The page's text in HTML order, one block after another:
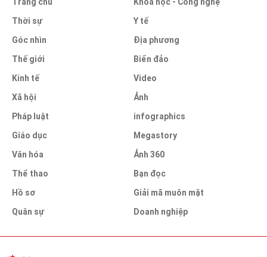
Thời sự
Góc nhìn
Thế giới
Kinh tế
Xã hội
Pháp luật
Giáo dục
Văn hóa
Thể thao
Hồ sơ
Quân sự
Y tế
Địa phương
Biển đảo
Video
Ảnh
infographics
Megastory
Ảnh 360
Bạn đọc
Giải mã muôn mặt
Doanh nghiệp